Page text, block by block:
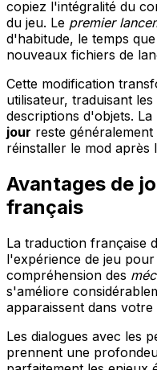
copiez l'intégralité du
du jeu. Le premier
d'habitude, le temps
nouveaux fichiers de
Cette modification
utilisateur, traduisant
descriptions d'objets. La
jour reste
réinstaller le mod après
Avantages de
français
La traduction française
l'expérience de jeu
compréhension des
s'améliore
apparaissent dans
Les dialogues avec les
prennent une